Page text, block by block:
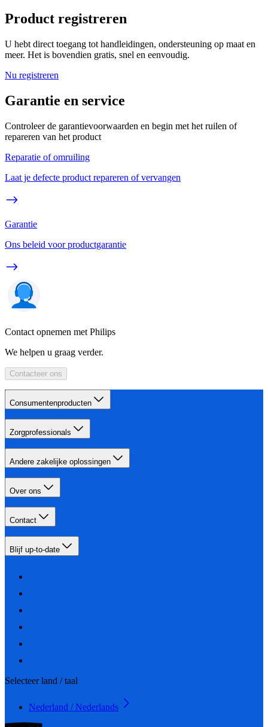
Product registreren
U hebt direct toegang tot handleidingen, ondersteuning op maat en
meer. Het is bovendien gratis, snel en eenvoudig.
Nu registreren
Garantie en service
Controleer de garantievoorwaarden en begin met het ruilen of
repareren van het product
Reparatie of omruiling
Laat je defecte product repareren of vervangen
Garantie
Ons beleid voor productgarantie
Contact opnemen met Philips
We helpen u graag verder.
Contacteer ons
Consumentenproducten
Zorgprofessionals
Andere zakelijke oplossingen
Over ons
Contact
Blijf up-to-date
Selecteer land / taal
Nederland / Nederlands